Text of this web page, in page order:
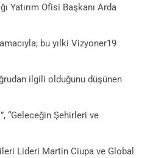
Yatırım Ofisi Başkanı Arda
bu yılki Vizyoner19
ilgili olduğunu düşünen
“Geleceğin Şehirleri ve
Lideri Martin Ciupa ve Global